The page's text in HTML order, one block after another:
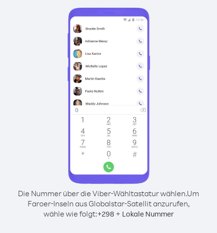
Die Nummer über die Viber-Wähltastatur wählen.Um
Faroer-Inseln aus Globalstar-Satellit anzurufen,
wähle wie folgt:+298 + Lokale Nummer